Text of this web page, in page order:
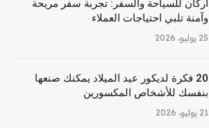
أركان للسياحة والسفر: تجربة سفر مريحة
وآمنة تلبي احتياجات العملاء
25 يوليو، 2026
20 فكرة لديكور عيد الميلاد يمكنك صنعها
بنفسك للأشخاص المكسورين
21 يوليو، 2026